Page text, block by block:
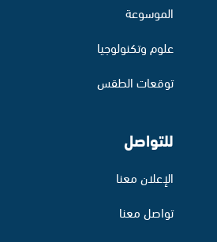
الموسوعة
علوم وتكنولوجيا
توقعات الطقس
للتواصل
الإعلان معنا
تواصل معنا